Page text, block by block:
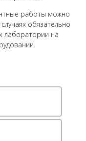
работы можно
обязательно
лаборатории на